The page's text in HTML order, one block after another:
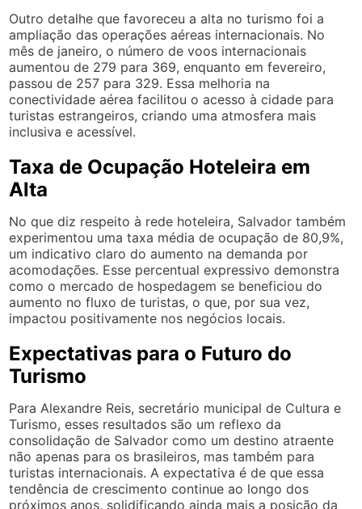
Outro detalhe que favoreceu a alta no turismo foi a
ampliação das operações aéreas internacionais. No
mês de janeiro, o número de voos internacionais
aumentou de 279 para 369, enquanto em fevereiro,
passou de 257 para 329. Essa melhoria na
conectividade aérea facilitou o acesso à cidade para
turistas estrangeiros, criando uma atmosfera mais
inclusiva e acessível.
Taxa de Ocupação Hoteleira em
Alta
No que diz respeito à rede hoteleira, Salvador também
experimentou uma taxa média de ocupação de 80,9%,
um indicativo claro do aumento na demanda por
acomodações. Esse percentual expressivo demonstra
como o mercado de hospedagem se beneficiou do
aumento no fluxo de turistas, o que, por sua vez,
impactou positivamente nos negócios locais.
Expectativas para o Futuro do
Turismo
Para Alexandre Reis, secretário municipal de Cultura e
Turismo, esses resultados são um reflexo da
consolidação de Salvador como um destino atraente
não apenas para os brasileiros, mas também para
turistas internacionais. A expectativa é de que essa
tendência de crescimento continue ao longo dos
próximos anos, solidificando ainda mais a posição da